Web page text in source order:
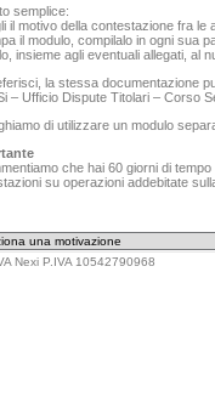
semplice:
il motivo della contestazione fra le
il modulo, compilalo in ogni sua
insieme agli eventuali allegati, al
la stessa documentazione
– Ufficio Dispute Titolari – Corso
di utilizzare un modulo
che hai 60 giorni di
su operazioni addebitate
Nexi P.IVA 10542790968